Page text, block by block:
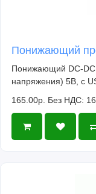
Понижающий
Понижающий DC-DC
напряжения) 5В, с
165.00р. Без НДС: